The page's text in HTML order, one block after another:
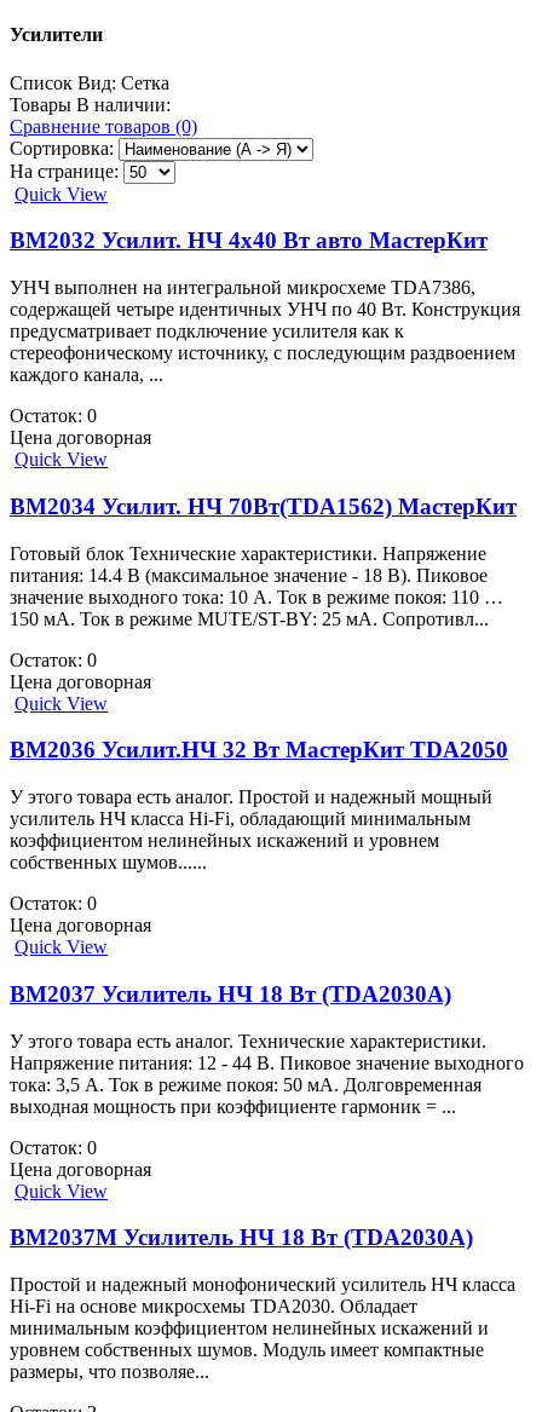
Усилители
Список Вид: Сетка
Товары В наличии:
Сравнение товаров (0)
Сортировка:
На странице:
Quick View
BM2032 Усилит. НЧ 4x40 Вт авто МастерКит
УНЧ выполнен на интегральной микросхеме TDA7386,
содержащей четыре идентичных УНЧ по 40 Вт. Конструкция
предусматривает подключение усилителя как к
стереофоническому источнику, с последующим раздвоением
каждого канала, ...
Остаток: 0
Цена договорная
Quick View
BM2034 Усилит. НЧ 70Вт(TDA1562) МастерКит
Готовый блок Технические характеристики. Напряжение
питания: 14.4 В (максимальное значение - 18 В). Пиковое
значение выходного тока: 10 А. Ток в режиме покоя: 110 …
150 мА. Ток в режиме MUTE/ST-BY: 25 мА. Сопротивл...
Остаток: 0
Цена договорная
Quick View
BM2036 Усилит.НЧ 32 Вт МастерКит TDA2050
У этого товара есть аналог. Простой и надежный мощный
усилитель НЧ класса Hi-Fi, обладающий минимальным
коэффициентом нелинейных искажений и уровнем
собственных шумов......
Остаток: 0
Цена договорная
Quick View
BM2037 Усилитель НЧ 18 Вт (TDA2030A)
У этого товара есть аналог. Технические характеристики.
Напряжение питания: 12 - 44 В. Пиковое значение выходного
тока: 3,5 А. Ток в режиме покоя: 50 мА. Долговременная
выходная мощность при коэффициенте гармоник = ...
Остаток: 0
Цена договорная
Quick View
BM2037M Усилитель НЧ 18 Вт (TDA2030A)
Простой и надежный монофонический усилитель НЧ класса
Hi-Fi на основе микросхемы TDA2030. Обладает
минимальным коэффициентом нелинейных искажений и
уровнем собственных шумов. Модуль имеет компактные
размеры, что позволяе...